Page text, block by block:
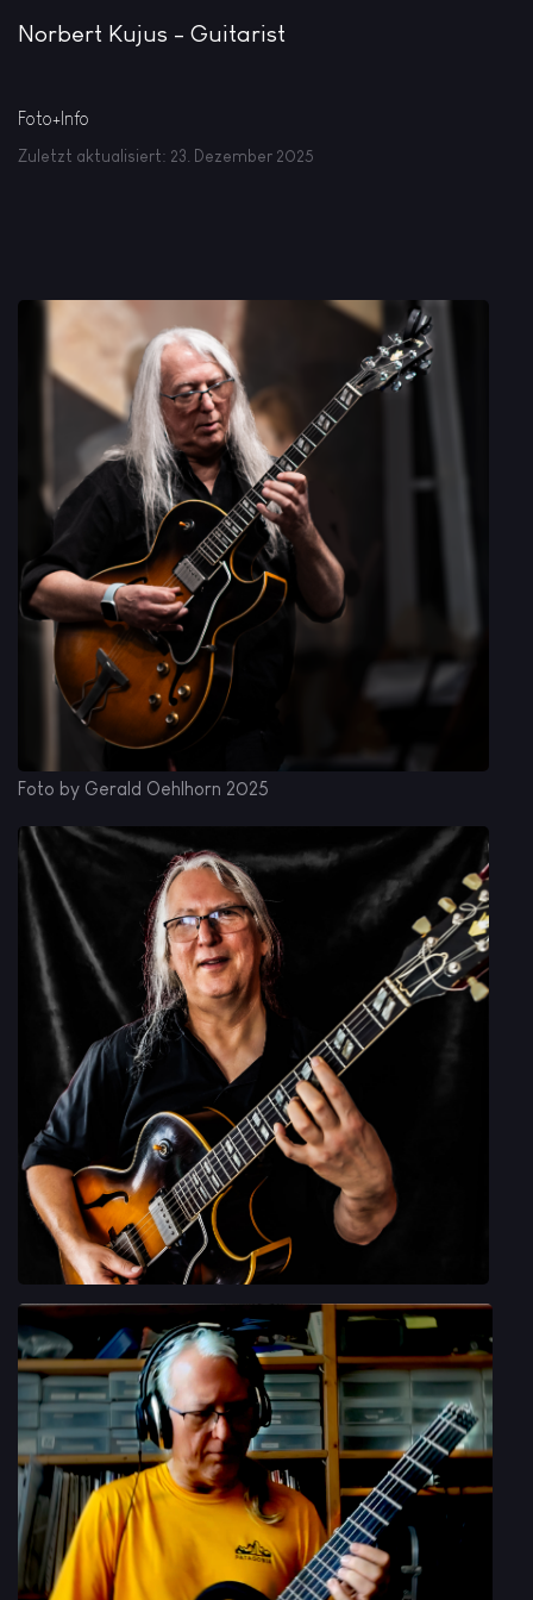
Norbert Kujus - Guitarist
Foto+Info
Zuletzt aktualisiert: 23. Dezember 2025
Foto by Gerald Oehlhorn 2025